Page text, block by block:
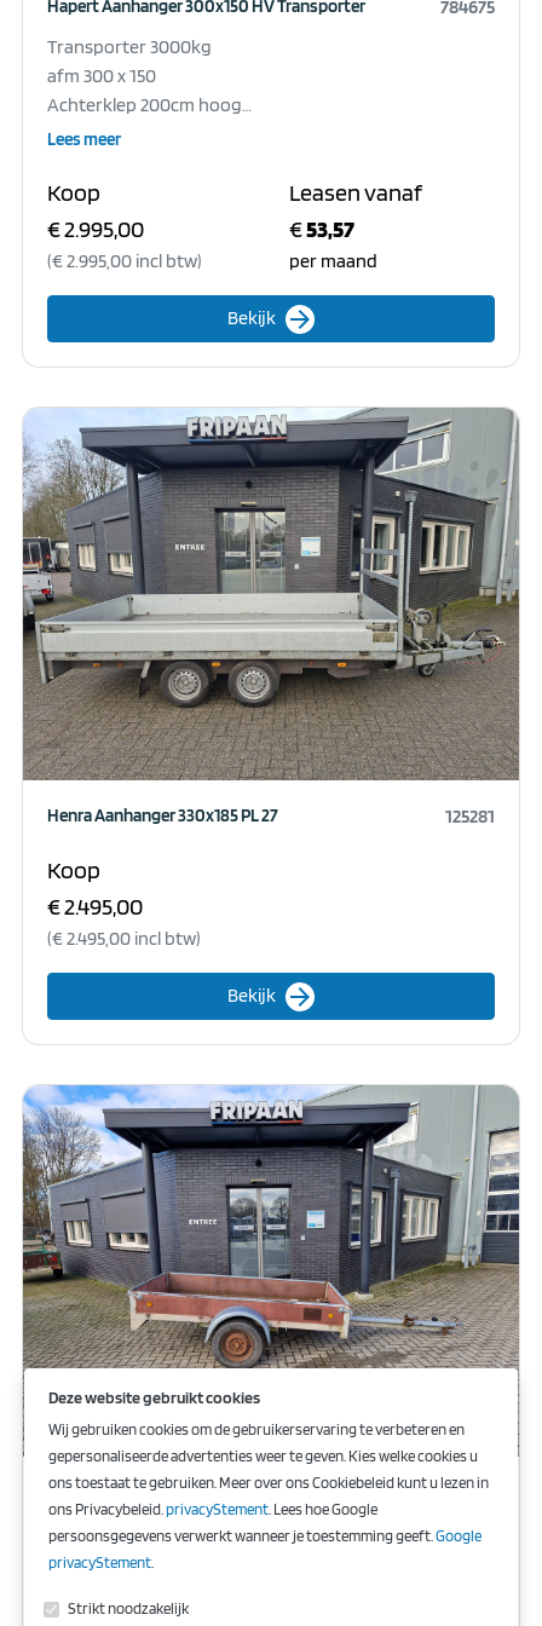
784675
Hapert Aanhanger 300x150 HV Transporter
Transporter 3000kg
afm 300 x 150
Achterklep 200cm hoog
Aluminium tranenplaat vloer
Vorkslot gemonteerd
Accessoires:
Lees meer
Koop
€ 2.995,00
(€ 2.995,00 incl btw)
Leasen vanaf
€53,57
per maand
Bekijk arrow_forward
125281
Henra Aanhanger 330x185 PL 27
Koop
€ 2.495,00
(€ 2.495,00 incl btw)
Bekijk arrow_forward
xxxxxx
Doornwaard Aanhanger 250x130
Koop
(€ 395,00 incl btw)
Deze website gebruikt cookies
Wij gebruiken cookies om de gebruikerservaring te verbeteren en
gepersonaliseerde advertenties weer te geven. Kies welke cookies u
ons toestaat te gebruiken. Meer over ons Cookiebeleid kunt u lezen in
ons Privacybeleid.privacyStement. Lees hoe Google
persoonsgegevens verwerkt wanneer je toestemming geeft.Google
privacyStement.
Strikt noodzakelijk